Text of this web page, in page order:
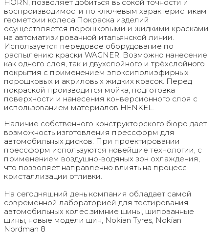
HORN, позволяет добиться высокой точности и
воспроизводимости по ключевым характеристикам
геометрии колеса.Покраска изделий
осуществляется порошковыми и жидкими красками
на автоматизированной итальянской линии.
Используется передовое оборудование по
распылению краски WAGNER. Возможно нанесение
как одного слоя, так и двухслойного и трёхслойного
покрытия с применением эпоксиполиэфирных
порошковых и акриловых жидких красок. Перед
покраской производится мойка, подготовка
поверхности и нанесения конверсионного слоя с
использованием материалов HENKEL.
Наличие собственного конструкторского бюро дает
возможность изготовления прессформ для
автомобильных дисков. При проектировании
прессформ используются новейшие технологии, с
применением воздушно-водяных зон охлаждения,
что позволяет направленно влиять на процесс
кристаллизации отливки.
На сегодняшний день компания обладает самой
современной лабораторией для тестирования
автомобильных колёс.зимние шины, шипованные
шины, новые модели шин, Nokian Tyres, Nokian
Nordman 8